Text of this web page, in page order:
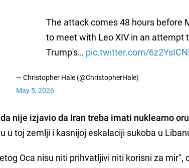
The attack comes 48 hours before
to meet with Leo XIV in an attempt
Trump's… pic.twitter.com/
— Christopher Hale (@ChristopherHale)
May 5, 2026
nije izjavio da Iran treba imati nuklearno
u toj zemlji i kasnijoj eskalaciji sukoba u
Oca nisu niti prihvatljivi niti korisni za mir",